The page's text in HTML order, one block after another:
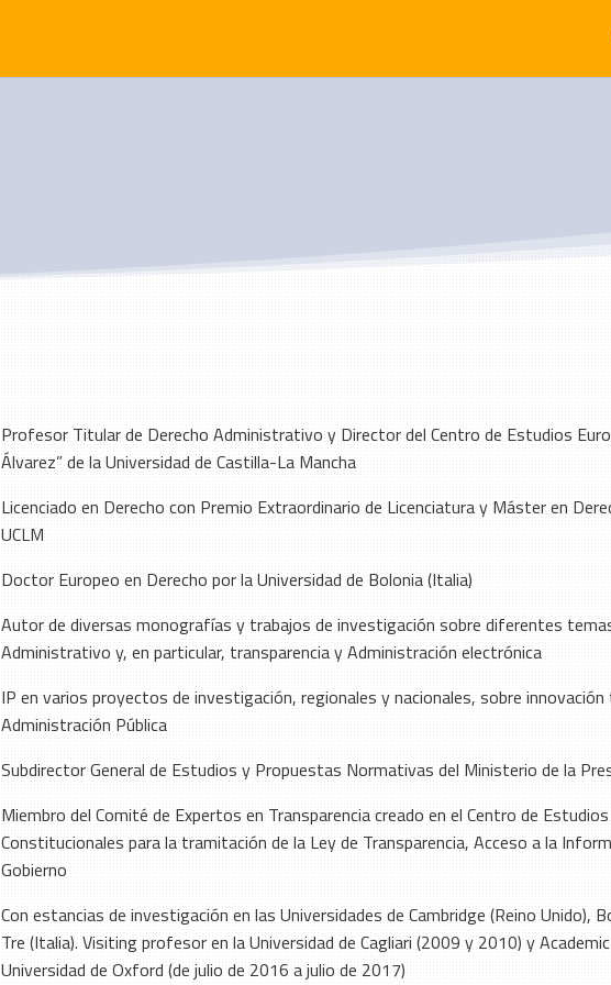
Profesor Titular de Derecho Administrativo y Director del Centro de Estudios
Álvarez” de la Universidad de Castilla-La Mancha
Licenciado en Derecho con Premio Extraordinario de Licenciatura y Máster en
UCLM
Doctor Europeo en Derecho por la Universidad de Bolonia (Italia)
Autor de diversas monografías y trabajos de investigación sobre diferentes
Administrativo y, en particular, transparencia y Administración electrónica
IP en varios proyectos de investigación, regionales y nacionales, sobre
Administración Pública
Subdirector General de Estudios y Propuestas Normativas del Ministerio de la
Miembro del Comité de Expertos en Transparencia creado en el Centro de
Constitucionales para la tramitación de la Ley de Transparencia, Acceso a la
Gobierno
Con estancias de investigación en las Universidades de Cambridge (Reino Unido),
Tre (Italia). Visiting profesor en la Universidad de Cagliari (2009 y 2010) y
Universidad de Oxford (de julio de 2016 a julio de 2017)